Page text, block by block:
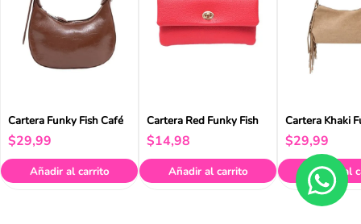
Cartera Funky Fish Café
$29,99
Añadir al carrito
Cartera Red Funky Fish
$14,98
Añadir al carrito
Cartera Khaki
$29,99
Añadir al